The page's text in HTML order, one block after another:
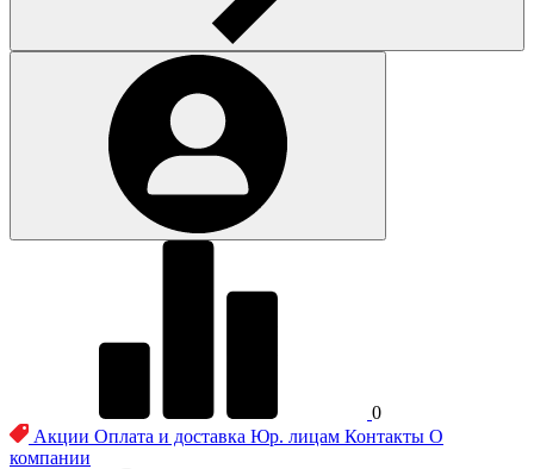
0
Акции Оплата и доставка Юр. лицам Контакты О
компании